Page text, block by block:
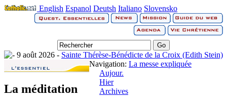
English Espanol Deutsh Italiano Slovensko
9 août 2026 - Sainte Thérèse-Bénédicte de la Croix (Edith Stein)
La méditation
Navigation: La messe expliquée
Aujour.
Hier
Archives